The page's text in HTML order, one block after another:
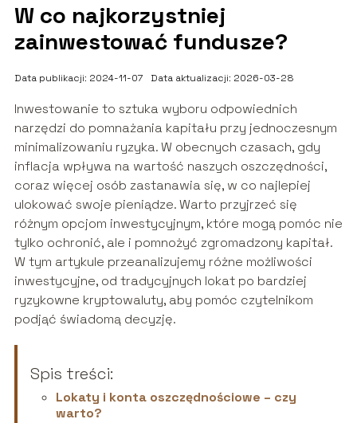
W co najkorzystniej
zainwestować fundusze?
Data publikacji: 2024-11-07 Data aktualizacji: 2026-03-28
Inwestowanie to sztuka wyboru odpowiednich
narzędzi do pomnażania kapitału przy jednoczesnym
minimalizowaniu ryzyka. W obecnych czasach, gdy
inflacja wpływa na wartość naszych oszczędności,
coraz więcej osób zastanawia się, w co najlepiej
ulokować swoje pieniądze. Warto przyjrzeć się
różnym opcjom inwestycyjnym, które mogą pomóc nie
tylko ochronić, ale i pomnożyć zgromadzony kapitał.
W tym artykule przeanalizujemy różne możliwości
inwestycyjne, od tradycyjnych lokat po bardziej
ryzykowne kryptowaluty, aby pomóc czytelnikom
podjąć świadomą decyzję.
Spis treści:
Lokaty i konta oszczędnościowe – czy
warto?